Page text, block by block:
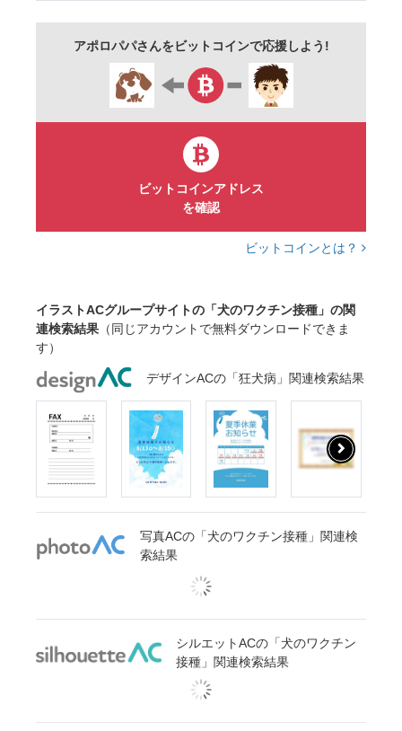
アポロパパさんをビットコインで応援しよう!
ビットコインアドレス
を確認
ビットコインとは？
イラストACグループサイトの「犬のワクチン接種」の関
連検索結果 （同じアカウントで無料ダウンロードできま
す）
デザインACの「狂犬病」関連検索結果
写真ACの「犬のワクチン接種」関連検
索結果
シルエットACの「犬のワクチン
接種」関連検索結果